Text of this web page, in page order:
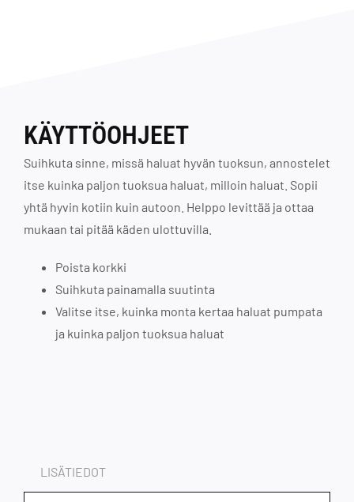
KÄYTTÖOHJEET
Suihkuta sinne, missä haluat hyvän tuoksun, annostelet
itse kuinka paljon tuoksua haluat, milloin haluat. Sopii
yhtä hyvin kotiin kuin autoon. Helppo levittää ja ottaa
mukaan tai pitää käden ulottuvilla.
Poista korkki
Suihkuta painamalla suutinta
Valitse itse, kuinka monta kertaa haluat pumpata
ja kuinka paljon tuoksua haluat
LISÄTIEDOT